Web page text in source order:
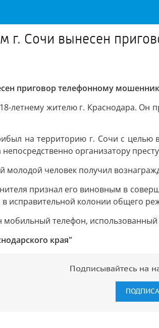
г. Сочи вынесен
приговор телефонному
летнему жителю г. Краснодара.
на территорию г. Сочи с
организатору
молодой человек получил
признал его виновным в
исправительной колонии общего
телефон,
края"
Подписывайтесь на